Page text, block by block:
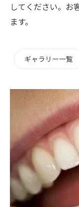
してください。お
ます。
ギャラリー一覧